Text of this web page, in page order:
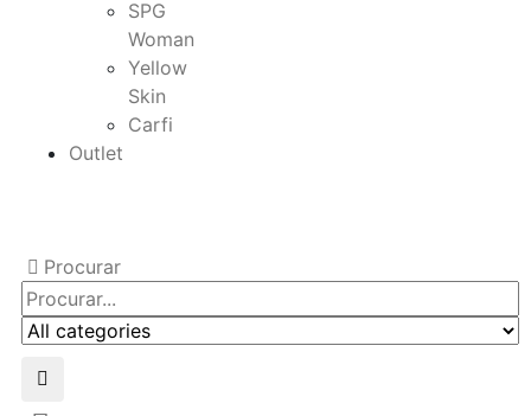
SPG
Woman
Yellow
Skin
Carfi
Outlet
Procurar